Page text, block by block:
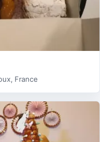
France